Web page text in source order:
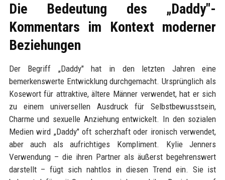
Die Bedeutung des „Daddy"-
Kommentars im Kontext moderner
Beziehungen
Der Begriff „Daddy" hat in den letzten Jahren eine
bemerkenswerte Entwicklung durchgemacht. Ursprünglich als
Kosewort für attraktive, ältere Männer verwendet, hat er sich
zu einem universellen Ausdruck für Selbstbewusstsein,
Charme und sexuelle Anziehung entwickelt. In den sozialen
Medien wird „Daddy" oft scherzhaft oder ironisch verwendet,
aber auch als aufrichtiges Kompliment. Kylie Jenners
Verwendung – die ihren Partner als äußerst begehrenswert
darstellt – fügt sich nahtlos in diesen Trend ein. Sie ist